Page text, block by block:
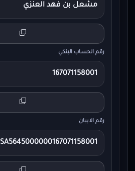
مشعل بن فهد العنزي
رقم الحساب البنكي
167071158001
رقم الايبان
SA5645000000167071158001